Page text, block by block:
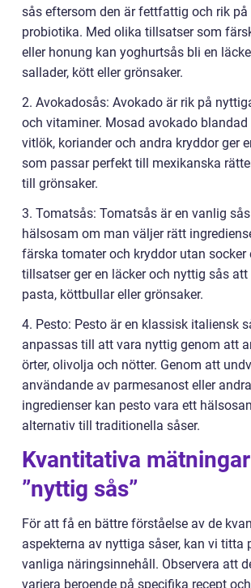
sås eftersom den är fettfattig och rik på
probiotika. Med olika tillsatser som
eller honung kan yoghurtsås bli en
sallader, kött eller grönsaker.
2. Avokadosås: Avokado är rik på
och vitaminer. Mosad avokado
vitlök, koriander och andra kryddor ger
som passar perfekt till mexikanska
till grönsaker.
3. Tomatsås: Tomatsås är en vanlig
hälsosam om man väljer rätt
färska tomater och kryddor utan socker
tillsatser ger en läcker och nyttig sås att
pasta, köttbullar eller grönsaker.
4. Pesto: Pesto är en klassisk italiensk
anpassas till att vara nyttig genom att
örter, olivolja och nötter. Genom att
användande av parmesanost eller
ingredienser kan pesto vara ett
alternativ till traditionella såser.
Kvantitativa
”nyttig sås”
För att få en bättre förståelse av de
aspekterna av nyttiga såser, kan vi titta
vanliga näringsinnehåll. Observera att
variera beroende på specifika recept